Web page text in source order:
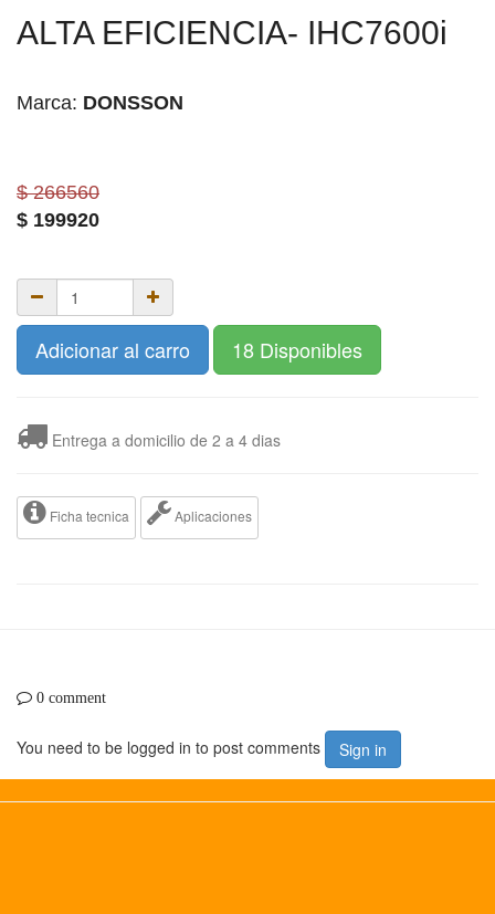
ALTA EFICIENCIA- IHC7600i
Marca: DONSSON
$ 266560
$ 199920
Adicionar al carro 18 Disponibles
Entrega a domicilio de 2 a 4 dias
Ficha tecnica Aplicaciones
0 comment
You need to be logged in to post comments Sign in